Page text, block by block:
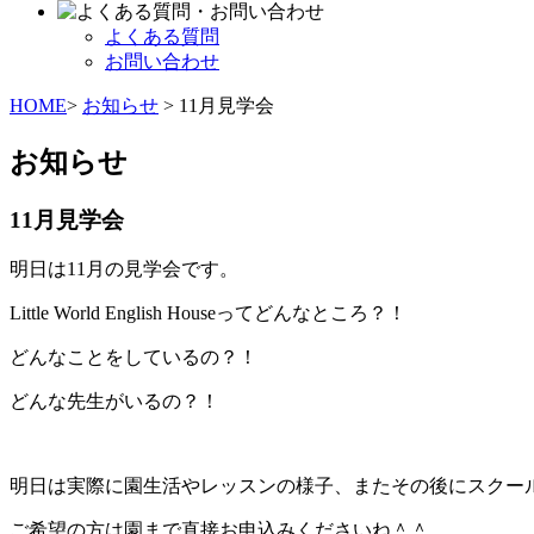
よくある質問
お問い合わせ
HOME> お知らせ > 11月見学会
お知らせ
11月見学会
明日は11月の見学会です。
Little World English Houseってどんなところ？！
どんなことをしているの？！
どんな先生がいるの？！
明日は実際に園生活やレッスンの様子、またその後にスクー